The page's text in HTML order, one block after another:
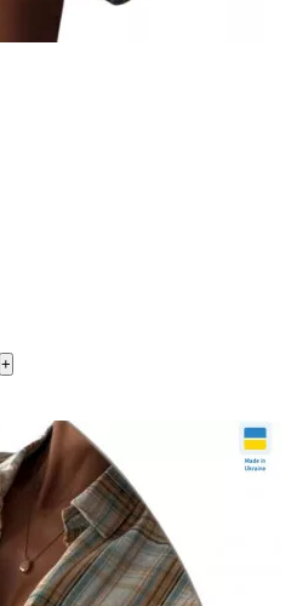
+